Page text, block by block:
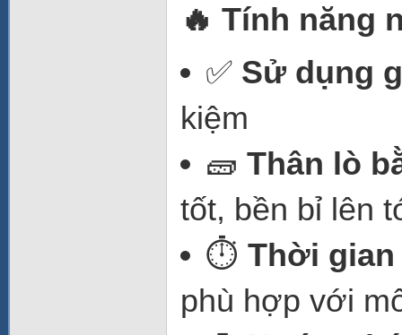
🔥 Tính năng
✅ Sử dụng
kiệm
🧱 Thân lò
tốt, bền bỉ lên
⏱️ Thời
phù hợp với